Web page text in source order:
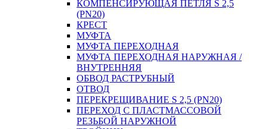
КОМПЕНСИРУЮЩАЯ ПЕТЛЯ S 2,5
(PN20)
КРЕСТ
МУФТА
МУФТА ПЕРЕХОДНАЯ
МУФТА ПЕРЕХОДНАЯ НАРУЖНАЯ /
ВНУТРЕННЯЯ
ОБВОД РАСТРУБНЫЙ
ОТВОД
ПЕРЕКРЕЩИВАНИЕ S 2,5 (PN20)
ПЕРЕХОД С ПЛАСТМАССОВОЙ
РЕЗЬБОЙ НАРУЖНОЙ